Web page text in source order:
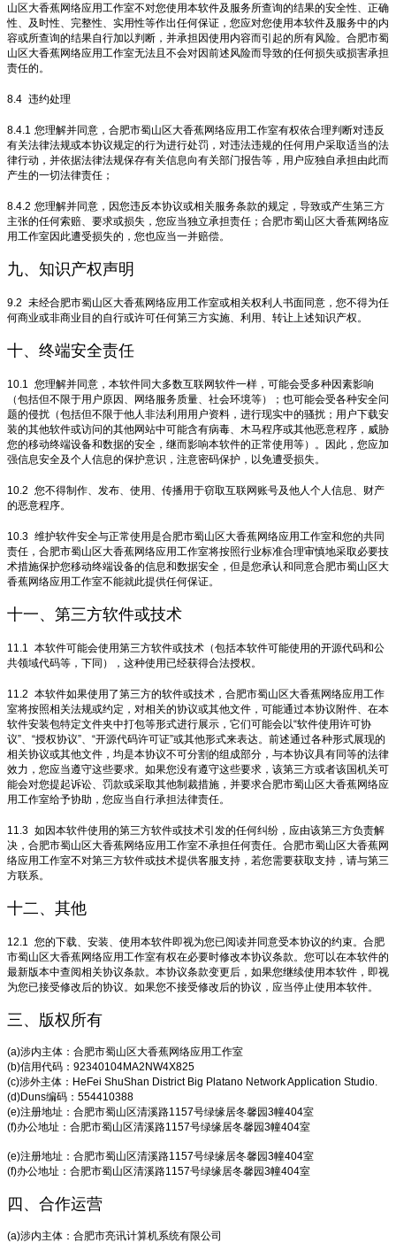
山区大香蕉网络应用工作室不对您使用本软件及服务所查询的结果的安全性、正确
性、及时性、完整性、实用性等作出任何保证，您应对您使用本软件及服务中的内
容或所查询的结果自行加以判断，并承担因使用内容而引起的所有风险。合肥市蜀
山区大香蕉网络应用工作室无法且不会对因前述风险而导致的任何损失或损害承担
责任的。
8.4 违约处理
8.4.1 您理解并同意，合肥市蜀山区大香蕉网络应用工作室有权依合理判断对违反
有关法律法规或本协议规定的行为进行处罚，对违法违规的任何用户采取适当的法
律行动，并依据法律法规保存有关信息向有关部门报告等，用户应独自承担由此而
产生的一切法律责任；
8.4.2 您理解并同意，因您违反本协议或相关服务条款的规定，导致或产生第三方
主张的任何索赔、要求或损失，您应当独立承担责任；合肥市蜀山区大香蕉网络应
用工作室因此遭受损失的，您也应当一并赔偿。
九、知识产权声明
9.2 未经合肥市蜀山区大香蕉网络应用工作室或相关权利人书面同意，您不得为任
何商业或非商业目的自行或许可任何第三方实施、利用、转让上述知识产权。
十、终端安全责任
10.1 您理解并同意，本软件同大多数互联网软件一样，可能会受多种因素影响
（包括但不限于用户原因、网络服务质量、社会环境等）；也可能会受各种安全问
题的侵扰（包括但不限于他人非法利用用户资料，进行现实中的骚扰；用户下载安
装的其他软件或访问的其他网站中可能含有病毒、木马程序或其他恶意程序，威胁
您的移动终端设备和数据的安全，继而影响本软件的正常使用等）。因此，您应加
强信息安全及个人信息的保护意识，注意密码保护，以免遭受损失。
10.2 您不得制作、发布、使用、传播用于窃取互联网账号及他人个人信息、财产
的恶意程序。
10.3 维护软件安全与正常使用是合肥市蜀山区大香蕉网络应用工作室和您的共同
责任，合肥市蜀山区大香蕉网络应用工作室将按照行业标准合理审慎地采取必要技
术措施保护您移动终端设备的信息和数据安全，但是您承认和同意合肥市蜀山区大
香蕉网络应用工作室不能就此提供任何保证。
十一、第三方软件或技术
11.1 本软件可能会使用第三方软件或技术（包括本软件可能使用的开源代码和公
共领域代码等，下同），这种使用已经获得合法授权。
11.2 本软件如果使用了第三方的软件或技术，合肥市蜀山区大香蕉网络应用工作
室将按照相关法规或约定，对相关的协议或其他文件，可能通过本协议附件、在本
软件安装包特定文件夹中打包等形式进行展示，它们可能会以“软件使用许可协
议”、“授权协议”、“开源代码许可证”或其他形式来表达。前述通过各种形式展现的
相关协议或其他文件，均是本协议不可分割的组成部分，与本协议具有同等的法律
效力，您应当遵守这些要求。如果您没有遵守这些要求，该第三方或者该国机关可
能会对您提起诉讼、罚款或采取其他制裁措施，并要求合肥市蜀山区大香蕉网络应
用工作室给予协助，您应当自行承担法律责任。
11.3 如因本软件使用的第三方软件或技术引发的任何纠纷，应由该第三方负责解
决，合肥市蜀山区大香蕉网络应用工作室不承担任何责任。合肥市蜀山区大香蕉网
络应用工作室不对第三方软件或技术提供客服支持，若您需要获取支持，请与第三
方联系。
十二、其他
12.1 您的下载、安装、使用本软件即视为您已阅读并同意受本协议的约束。合肥
市蜀山区大香蕉网络应用工作室有权在必要时修改本协议条款。您可以在本软件的
最新版本中查阅相关协议条款。本协议条款变更后，如果您继续使用本软件，即视
为您已接受修改后的协议。如果您不接受修改后的协议，应当停止使用本软件。
三、版权所有
(a)涉内主体：合肥市蜀山区大香蕉网络应用工作室
(b)信用代码：92340104MA2NW4X825
(c)涉外主体：HeFei ShuShan District Big Platano Network Application Studio.
(d)Duns编码：554410388
(e)注册地址：合肥市蜀山区清溪路1157号绿缘居冬馨园3幢404室
(f)办公地址：合肥市蜀山区清溪路1157号绿缘居冬馨园3幢404室
(e)注册地址：合肥市蜀山区清溪路1157号绿缘居冬馨园3幢404室
(f)办公地址：合肥市蜀山区清溪路1157号绿缘居冬馨园3幢404室
四、合作运营
(a)涉内主体：合肥市亮讯计算机系统有限公司